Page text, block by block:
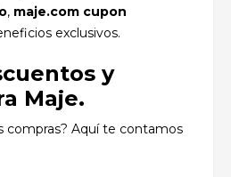
, maje.com cupon
exclusivos.
y
Maje.
compras? Aquí te contamos